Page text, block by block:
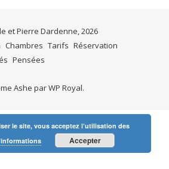
et Pierre Dardenne, 2026
Chambres Tarifs Réservation
Pensées
Ashe parWP Royal.
le site, vous acceptez l’utilisation des
Accepter